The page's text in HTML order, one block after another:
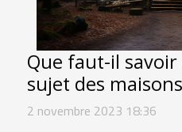
Que faut-il
sujet des
2 novembre 2023 18:36